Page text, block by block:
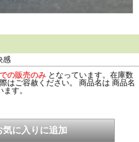
感
の販売のみ となっています。在庫数
はご容赦ください。 商品名は 商品名
す。